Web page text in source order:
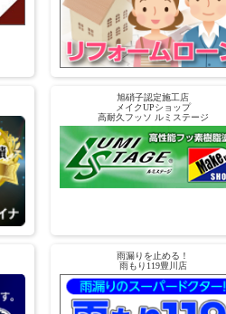
旭硝子認定施工店
メイクUPショップ
高耐久フッソ ルミステージ
雨漏りを止める！
雨もり119豊川店